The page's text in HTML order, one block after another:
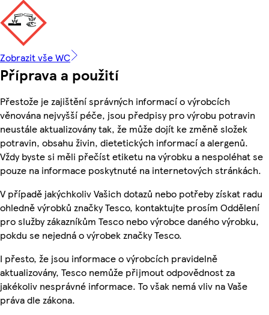
Zobrazit vše WC
Příprava a použití
Přestože je zajištění správných informací o výrobcích
věnována nejvyšší péče, jsou předpisy pro výrobu potravin
neustále aktualizovány tak, že může dojít ke změně složek
potravin, obsahu živin, dietetických informací a alergenů.
Vždy byste si měli přečíst etiketu na výrobku a nespoléhat se
pouze na informace poskytnuté na internetových stránkách.
V případě jakýchkoliv Vašich dotazů nebo potřeby získat radu
ohledně výrobků značky Tesco, kontaktujte prosím Oddělení
pro služby zákazníkům Tesco nebo výrobce daného výrobku,
pokdu se nejedná o výrobek značky Tesco.
I přesto, že jsou informace o výrobcích pravidelně
aktualizovány, Tesco nemůže přijmout odpovědnost za
jakékoliv nesprávné informace. To však nemá vliv na Vaše
práva dle zákona.